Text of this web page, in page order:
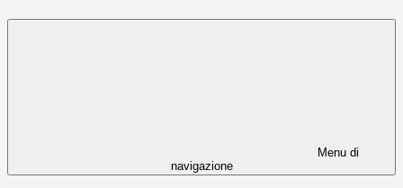
Menu di
navigazione